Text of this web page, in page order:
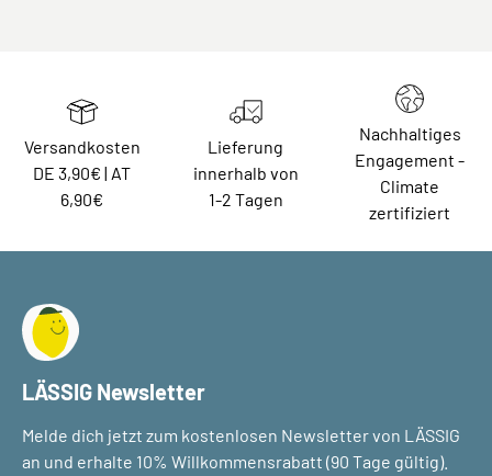
Versandkosten
DE 3,90€ | AT
6,90€
Lieferung
innerhalb von
1-2 Tagen
Nachhaltiges
Engagement -
Climate
zertifiziert
LÄSSIG Newsletter
Melde dich jetzt zum kostenlosen Newsletter von LÄSSIG
an und erhalte 10% Willkommensrabatt (90 Tage gültig).